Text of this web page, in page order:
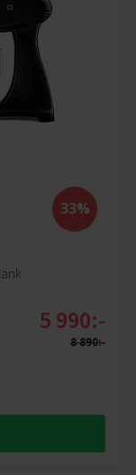
33%
5 990:-
8 890:-